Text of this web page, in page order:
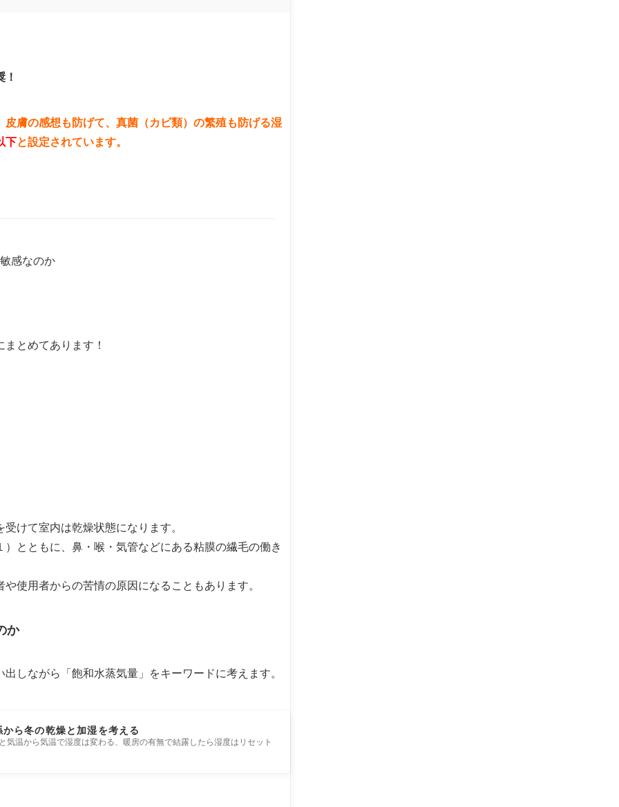
！
膚の感想も防げて、真菌（カビ類）の繁殖も防げる湿
下と設定されています。
感なのか
とめてあります！
けて室内は乾燥状態になります。
とともに、鼻・喉・気管などにある粘膜の繊毛の働き
使用者からの苦情の原因になることもあります。
か
しながら「飽和水蒸気量」をキーワードに考えます。
ら冬の乾燥と加湿を考える
気温から気温で湿度は変わる、暖房の有無で結露したら湿度はリセット